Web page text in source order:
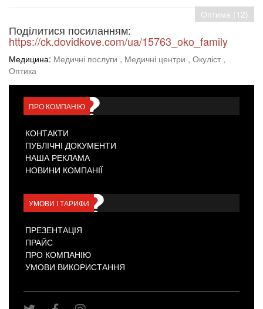
Оптима (12)
Поділитися посиланням:
https://ck.dovidkove.com/ua/15763_oko_family
Медицина: Медичні послуги , Медичні центри , Окуліст ,
Оптика
ПРО КОМПАНІЮ
КОНТАКТИ
ПУБЛІЧНІ ДОКУМЕНТИ
НАША РЕКЛАМА
НОВИНИ КОМПАНІЇ
УМОВИ І ТАРИФИ
ПРЕЗЕНТАЦІЯ
ПРАЙС
ПРО КОМПАНІЮ
УМОВИ ВИКОРИСТАННЯ